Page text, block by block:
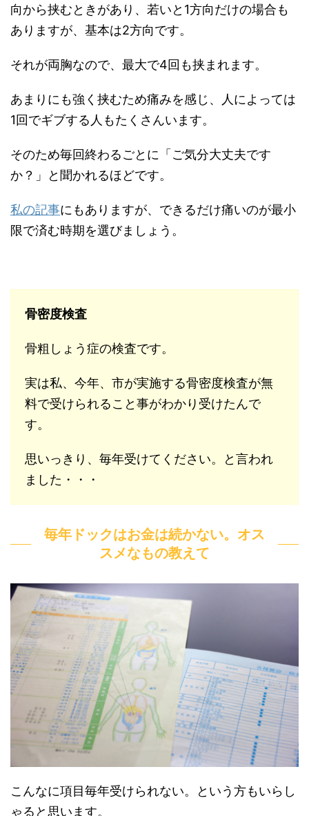
向から挟むときがあり、若いと1方向だけの場合も
ありますが、基本は2方向です。
それが両胸なので、最大で4回も挟まれます。
あまりにも強く挟むため痛みを感じ、人によっては
1回でギブする人もたくさんいます。
そのため毎回終わるごとに「ご気分大丈夫です
か？」と聞かれるほどです。
私の記事にもありますが、できるだけ痛いのが最小
限で済む時期を選びましょう。
骨密度検査
骨粗しょう症の検査です。
実は私、今年、市が実施する骨密度検査が無
料で受けられること事がわかり受けたんで
す。
思いっきり、毎年受けてください。と言われ
ました・・・
毎年ドックはお金は続かない。オス
スメなもの教えて
こんなに項目毎年受けられない。という方もいらし
ゃると思います。